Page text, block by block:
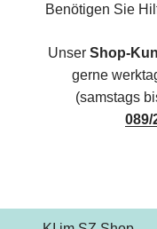
Benötigen Sie
Unser Shop-
gerne
(samstags
089/